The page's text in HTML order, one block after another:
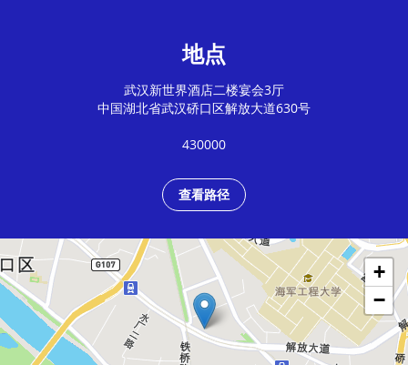
地点
武汉新世界酒店二楼宴会3厅
中国湖北省武汉硚口区解放大道630号
430000
查看路径
+
−